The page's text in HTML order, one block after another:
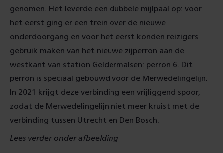
genomen. Het leverde een dubbele mijlpaal op: voor
het eerst ging er een trein over de nieuwe
onderdoorgang en voor het eerst konden reizigers
gebruik maken van het nieuwe zijperron aan de
westkant van station Geldermalsen: perron 6. Dit
perron is speciaal gebouwd voor de Merwedelingelijn.
In 2021 krijgt deze verbinding een vrijliggend spoor,
zodat de Merwedelingelijn niet meer kruist met de
verbinding tussen Utrecht en Den Bosch.
Lees verder onder afbeelding